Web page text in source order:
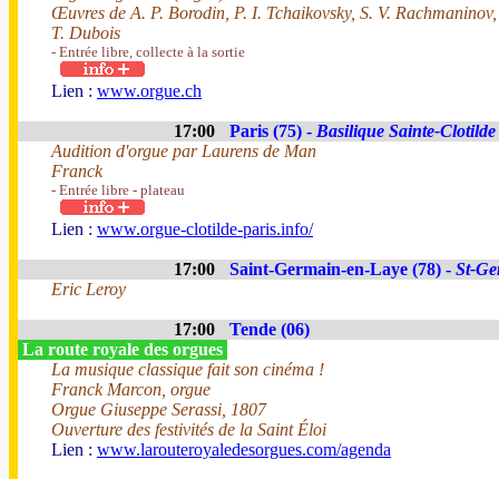
Œuvres de A. P. Borodin, P. I. Tchaikovsky, S. V.
T. Dubois
- Entrée libre, collecte à la sortie
Lien : www.orgue.ch
17:00 Paris (75) - Basilique Sainte-Clotilde
Audition d'orgue par Laurens de Man
Franck
- Entrée libre - plateau
Lien : www.orgue-clotilde-paris.info/
17:00 Saint-Germain-en-Laye (78) - St-
Eric Leroy
17:00
Tende (06)
La route royale des orgues
La musique classique fait son cinéma !
Franck Marcon, orgue
Orgue Giuseppe Serassi, 1807
Ouverture des festivités de la Saint Éloi
Lien : www.larouteroyaledesorgues.com/agenda